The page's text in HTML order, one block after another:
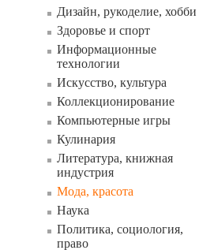
Дизайн, рукоделие, хобби
Здоровье и спорт
Информационные
технологии
Искусство, культура
Коллекционирование
Компьютерные игры
Кулинария
Литература, книжная
индустрия
Мода, красота
Наука
Политика, социология,
право